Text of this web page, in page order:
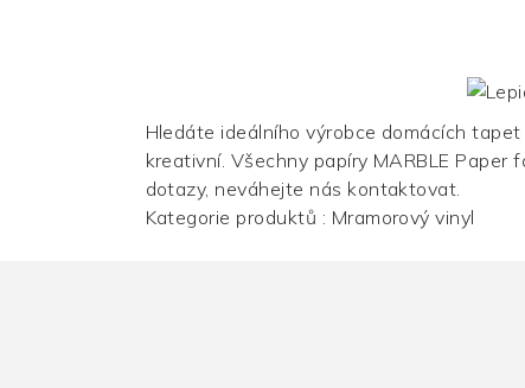
Hledáte ideálního výrobce domácích
kreativní. Všechny papíry MARBLE
dotazy, neváhejte nás kontaktovat.
Kategorie produktů : Mramorový vinyl